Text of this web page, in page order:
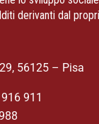
derivanti dal
56125 – Pisa
911